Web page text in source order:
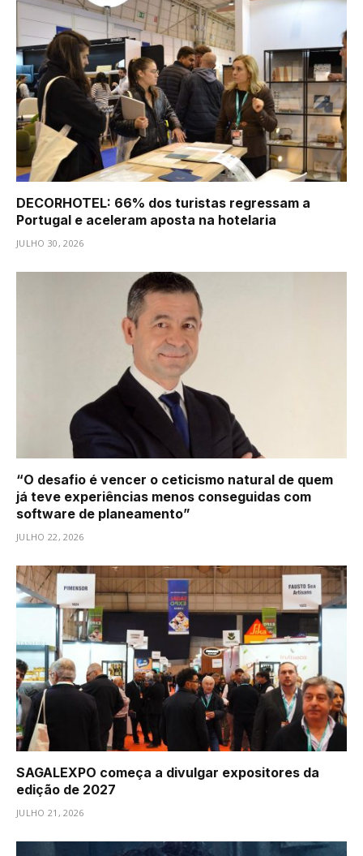
DECORHOTEL: 66% dos turistas regressam a
Portugal e aceleram aposta na hotelaria
JULHO 30, 2026
“O desafio é vencer o ceticismo natural de quem
já teve experiências menos conseguidas com
software de planeamento”
JULHO 22, 2026
SAGALEXPO começa a divulgar expositores da
edição de 2027
JULHO 21, 2026